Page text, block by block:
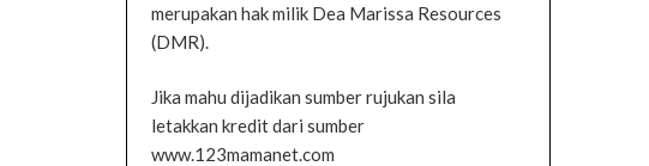
merupakan hak milik Dea Marissa Resources
(DMR).
Jika mahu dijadikan sumber rujukan sila
letakkan kredit dari sumber
www.123mamanet.com